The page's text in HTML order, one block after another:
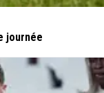
journée